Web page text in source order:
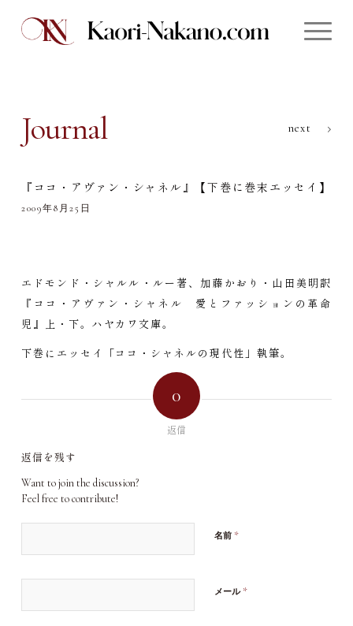
Journal next
『ココ・アヴァン・シャネル』【下巻に巻末エッセイ】
2009年8月25日
エドモンド・シャルル・ルー著、加藤かおり・山田美明訳
『ココ・アヴァン・シャネル 愛とファッションの革命
児』上・下。ハヤカワ文庫。
下巻にエッセイ「ココ・シャネルの現代性」執筆。
0
返信
返信を残す
Want to join the discussion?
Feel free to contribute!
名前 *
メール *